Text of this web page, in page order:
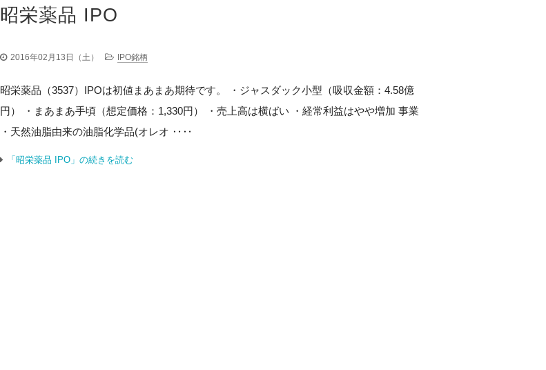
昭栄薬品 IPO
2016年02月13日（土） IPO銘柄
昭栄薬品（3537）IPOは初値まあまあ期待です。 ・ジャスダック小型（吸収金額：4.58億
円） ・まあまあ手頃（想定価格：1,330円） ・売上高は横ばい ・経常利益はやや増加 事業
・天然油脂由来の油脂化学品(オレオ ‥‥
「昭栄薬品 IPO」の続きを読む